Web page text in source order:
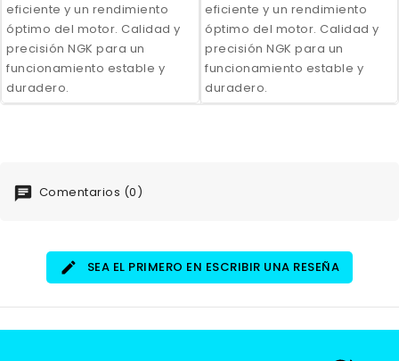
eficiente y un rendimiento
óptimo del motor. Calidad y
precisión NGK para un
funcionamiento estable y
duradero.
eficiente y un rendimiento
óptimo del motor. Calidad y
precisión NGK para un
funcionamiento estable y
duradero.
Comentarios (0)
SEA EL PRIMERO EN ESCRIBIR UNA RESEÑA